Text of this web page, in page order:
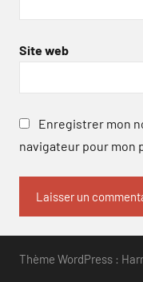
Site web
Enregistrer mon
navigateur pour mon
Thème WordPress :